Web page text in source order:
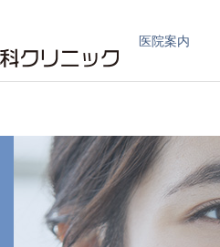
医院案内
保存・補綴